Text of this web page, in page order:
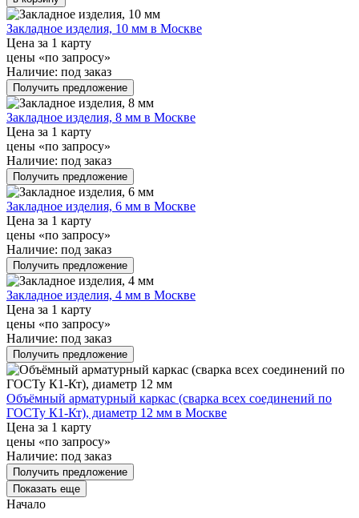
Закладное изделия, 10 мм в Москве
Цена за 1 карту
цены «по запросу»
Наличие: под заказ
Получить предложение
Закладное изделия, 8 мм в Москве
Цена за 1 карту
цены «по запросу»
Наличие: под заказ
Получить предложение
Закладное изделия, 6 мм в Москве
Цена за 1 карту
цены «по запросу»
Наличие: под заказ
Получить предложение
Закладное изделия, 4 мм в Москве
Цена за 1 карту
цены «по запросу»
Наличие: под заказ
Получить предложение
Объёмный арматурный каркас (сварка всех соединений по
ГОСТу К1-Кт), диаметр 12 мм в Москве
Цена за 1 карту
цены «по запросу»
Наличие: под заказ
Получить предложение
Показать еще
Начало